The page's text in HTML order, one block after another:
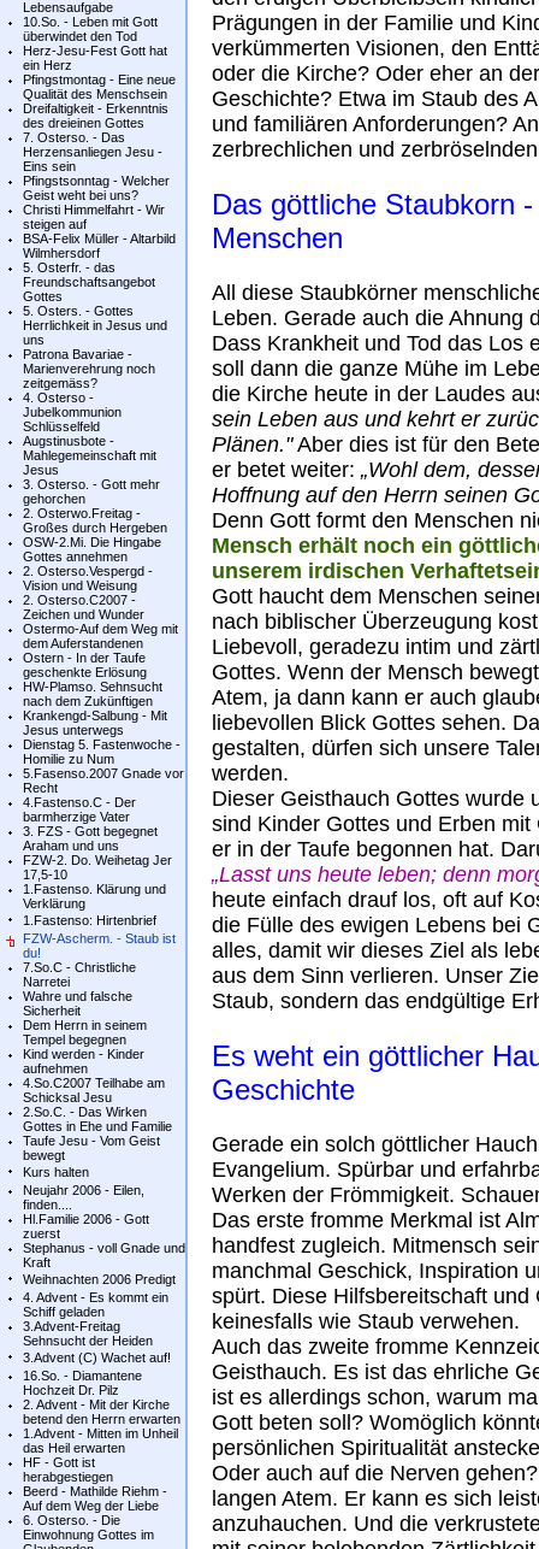
Lebensaufgabe
10.So. - Leben mit Gott
überwindet den Tod
Herz-Jesu-Fest Gott hat
ein Herz
Pfingstmontag - Eine neue
Qualität des Menschsein
Dreifaltigkeit - Erkenntnis
des dreieinen Gottes
7. Osterso. - Das
Herzensanliegen Jesu -
Eins sein
Pfingstsonntag - Welcher
Geist weht bei uns?
Christi Himmelfahrt - Wir
steigen auf
BSA-Felix Müller - Altarbild
Wilmhersdorf
5. Osterfr. - das
Freundschaftsangebot
Gottes
5. Osters. - Gottes
Herrlichkeit in Jesus und
uns
Patrona Bavariae -
Marienverehrung noch
zeitgemäss?
4. Osterso -
Jubelkommunion
Schlüsselfeld
Augstinusbote -
Mahlegemeinschaft mit
Jesus
3. Osterso. - Gott mehr
gehorchen
2. Osterwo.Freitag -
Großes durch Hergeben
OSW-2.Mi. Die Hingabe
Gottes annehmen
2. Osterso.Vespergd -
Vision und Weisung
2. Osterso.C2007 -
Zeichen und Wunder
Ostermo-Auf dem Weg mit
dem Auferstandenen
Ostern - In der Taufe
geschenkte Erlösung
HW-Plamso. Sehnsucht
nach dem Zukünftigen
Krankengd-Salbung - Mit
Jesus unterwegs
Dienstag 5. Fastenwoche -
Homilie zu Num
5.Fasenso.2007 Gnade vor
Recht
4.Fastenso.C - Der
barmherzige Vater
3. FZS - Gott begegnet
Araham und uns
FZW-2. Do. Weihetag Jer
17,5-10
1.Fastenso. Klärung und
Verklärung
1.Fastenso: Hirtenbrief
FZW-Ascherm. - Staub ist
du!
7.So.C - Christliche
Narretei
Wahre und falsche
Sicherheit
Dem Herrn in seinem
Tempel begegnen
Kind werden - Kinder
aufnehmen
4.So.C2007 Teilhabe am
Schicksal Jesu
2.So.C. - Das Wirken
Gottes in Ehe und Familie
Taufe Jesu - Vom Geist
bewegt
Kurs halten
Neujahr 2006 - Eilen,
finden....
Hl.Familie 2006 - Gott
zuerst
Stephanus - voll Gnade und
Kraft
Weihnachten 2006 Predigt
4. Advent - Es kommt ein
Schiff geladen
3.Advent-Freitag
Sehnsucht der Heiden
3.Advent (C) Wachet auf!
16.So. - Diamantene
Hochzeit Dr. Pilz
2. Advent - Mit der Kirche
betend den Herrn erwarten
1.Advent - Mitten im Unheil
das Heil erwarten
HF - Gott ist
herabgestiegen
Beerd - Mathilde Riehm -
Auf dem Weg der Liebe
6. Osterso. - Die
Einwohnung Gottes im
Prägungen in der Familie und
verkümmerten Visionen, den
oder die Kirche? Oder eher an
Geschichte? Etwa im Staub des
und familiären Anforderungen?
zerbrechlichen und
Das göttliche Staubkorn
Menschen
All diese Staubkörner
Leben. Gerade auch die Ahnung
Dass Krankheit und Tod das Los
soll dann die ganze Mühe im
die Kirche heute in der Laudes
sein Leben aus und kehrt er
Plänen."Aber dies ist für den
er betet weiter: „Wohl dem,
Hoffnung auf den Herrn seinen
Denn Gott formt den Menschen
Mensch erhält noch ein
unserem irdischen
Gott haucht dem Menschen
nach biblischer Überzeugung
Liebevoll, geradezu intim und
Gottes. Wenn der Mensch
Atem, ja dann kann er auch
liebevollen Blick Gottes sehen.
gestalten, dürfen sich unsere
werden.
Dieser Geisthauch Gottes wurde
sind Kinder Gottes und Erben
er in der Taufe begonnen hat.
„Lasst uns heute leben; denn
heute einfach drauf los, oft auf
die Fülle des ewigen Lebens bei
alles, damit wir dieses Ziel als
aus dem Sinn verlieren. Unser
Staub, sondern das endgültige
Es weht ein göttlicher
Geschichte
Gerade ein solch göttlicher
Evangelium. Spürbar und
Werken der Frömmigkeit.
Das erste fromme Merkmal ist
handfest zugleich. Mitmensch
manchmal Geschick, Inspiration
spürt. Diese Hilfsbereitschaft
keinesfalls wie Staub verwehen.
Auch das zweite fromme
Geisthauch. Es ist das ehrliche
ist es allerdings schon, warum
Gott beten soll? Womöglich
persönlichen Spiritualität
Oder auch auf die Nerven
langen Atem. Er kann es sich
anzuhauchen. Und die